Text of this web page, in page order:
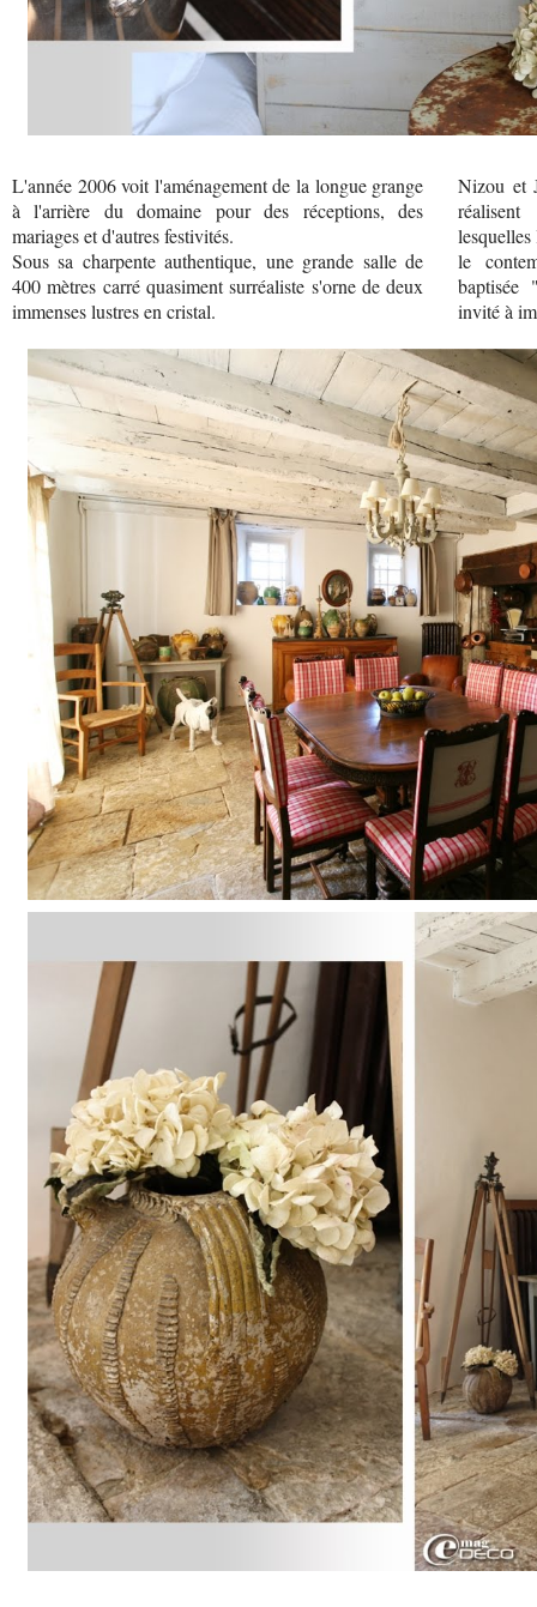
L'année 2006 voit l'aménagement de la longue grange
à l'arrière du domaine pour des réceptions, des
mariages et d'autres festivités.
Sous sa charpente authentique, une grande salle de
400 mètres carré quasiment surréaliste s'orne de deux
immenses lustres en cristal.
Nizou et
le
baptisée
invité à